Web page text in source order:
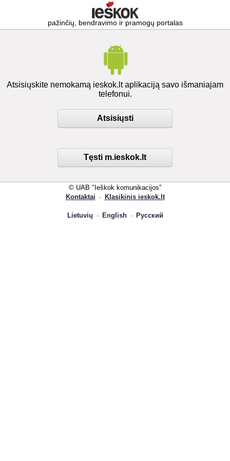
pažinčių, bendravimo ir pramogų portalas
Atsisiųskite nemokamą ieskok.lt aplikaciją savo išmaniajam
telefonui.
Atsisiųsti
Tęsti m.ieskok.lt
© UAB "Ieškok komunikacijos"
Kontaktai · Klasikinis ieskok.lt
Lietuvių · English · Русский